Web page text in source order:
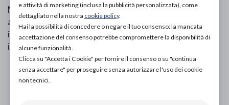
Non ci sono controindicazioni conosciute relative
all’utilizzo del dispositivo se utilizzato secondo le
istruzioni per l’uso. Non utilizzare in caso di
ipersensibilità ai componenti riportati sull’astuccio.
PROVA E ACQUISTA IN NEGOZIO
DA23,00€
e attività di marketing (inclusa la pubblicità personalizzata), come
dettagliato nella nostra cookie policy.
Hai la possibilità di concedere o negare il tuo consenso: la mancata
accettazione del consenso potrebbe compromettere la disponibilità di
alcune funzionalità.
Clicca su "Accetta i Cookie" per fornire il consenso o su "continua
senza accettare" per proseguire senza autorizzare l'uso dei cookie
non tecnici.